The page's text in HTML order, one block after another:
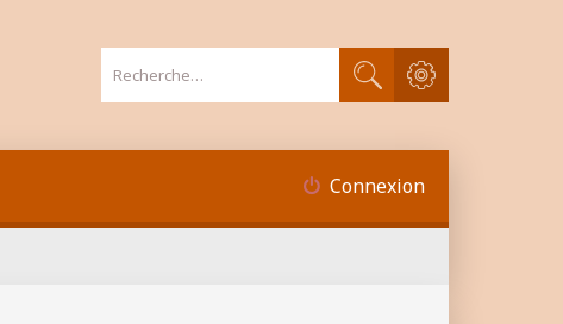
Rechercher
Recherche avancée
Connexion